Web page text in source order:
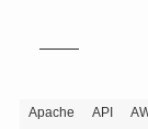
Apache API